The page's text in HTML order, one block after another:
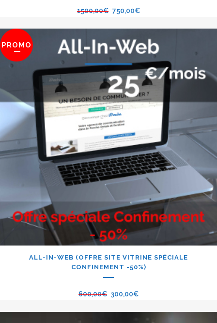
1500,00€ 750,00€
PROMO
ALL-IN-WEB (OFFRE SITE VITRINE SPÉCIALE
CONFINEMENT -50%)
600,00€ 300,00€